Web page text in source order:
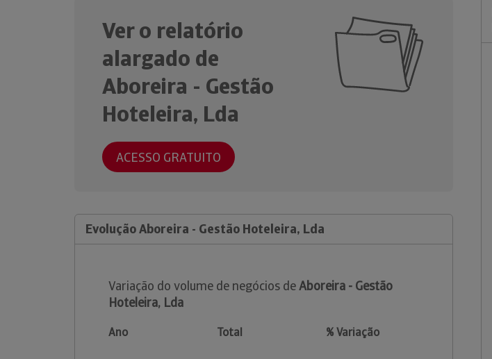
Ver o relatório
alargado de
Aboreira - Gestão
Hoteleira, Lda
ACESSO GRATUITO
Evolução Aboreira - Gestão Hoteleira, Lda
Variação do volume de negócios deAboreira - Gestão
Hoteleira, Lda
Ano Total % Variação